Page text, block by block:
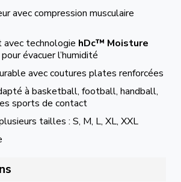
avec compression musculaire
avec technologie hDc™ Moisture
pour évacuer l’humidité
avec coutures plates renforcées
à basketball, football, handball,
sports de contact
tailles : S, M, L, XL, XXL